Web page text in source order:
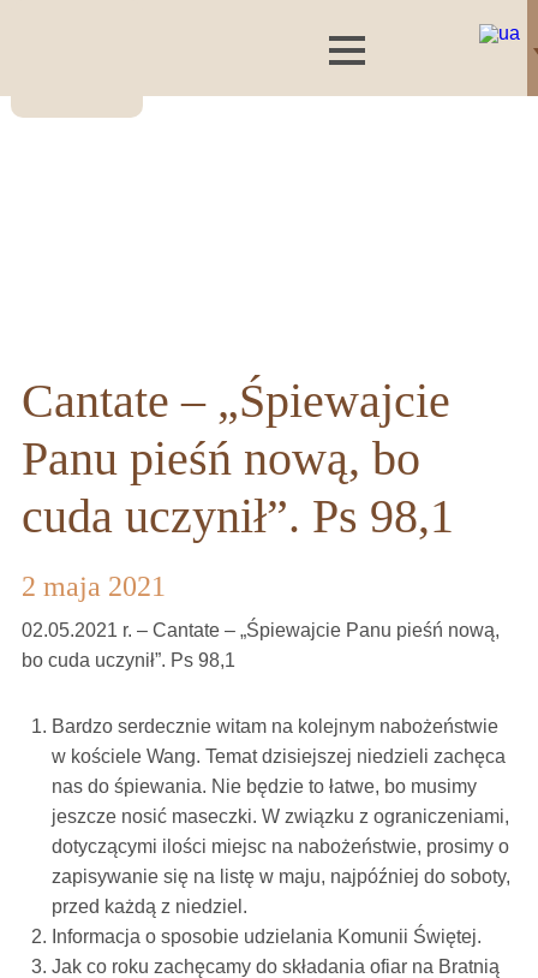
Cantate – „Śpiewajcie
Panu pieśń nową, bo
cuda uczynił”. Ps 98,1
2 maja 2021
02.05.2021 r. – Cantate – „Śpiewajcie Panu pieśń nową,
bo cuda uczynił”. Ps 98,1
Bardzo serdecznie witam na kolejnym nabożeństwie
w kościele Wang. Temat dzisiejszej niedzieli zachęca
nas do śpiewania. Nie będzie to łatwe, bo musimy
jeszcze nosić maseczki. W związku z ograniczeniami,
dotyczącymi ilości miejsc na nabożeństwie, prosimy o
zapisywanie się na listę w maju, najpóźniej do soboty,
przed każdą z niedziel.
Informacja o sposobie udzielania Komunii Świętej.
Jak co roku zachęcamy do składania ofiar na Bratnią